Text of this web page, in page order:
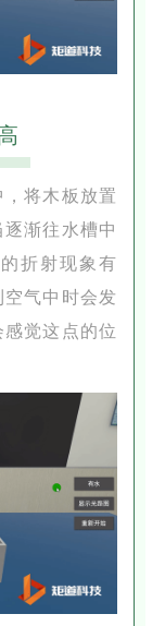
将木板放置
渐往水槽中
折射现象有
气中时会发
觉这点的位